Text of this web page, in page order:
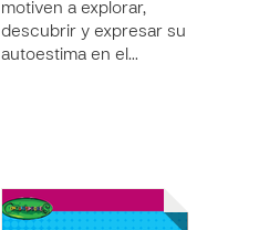
motiven a explorar,
descubrir y expresar su
autoestima en el…